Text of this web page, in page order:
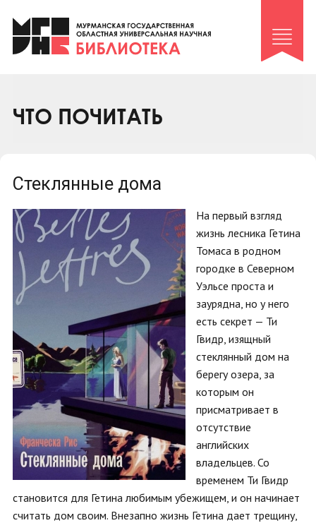
Клуб «Гиря и сельдерей»
Клуб «Семейный архив»
Коллегам
ЧТО ПОЧИТАТЬ
Стеклянные дома
На первый взгляд
жизнь лесника Гетина
Томаса в родном
городке в Северном
Уэльсе проста и
заурядна, но у него
есть секрет — Ти
Гвидр, изящный
стеклянный дом на
берегу озера, за
которым он
присматривает в
отсутствие
английских
владельцев. Со
временем Ти Гвидр
становится для Гетина любимым убежищем, и он начинает
считать дом своим. Внезапно жизнь Гетина дает трещину,